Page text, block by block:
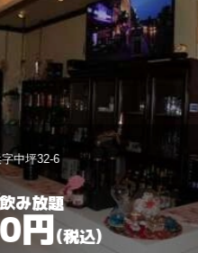
Ｓｗｅｅｔ ｍｉｌｅｓ
田村市船引町船引字舘柄89
90分 飲み放題
3,000円(税込)